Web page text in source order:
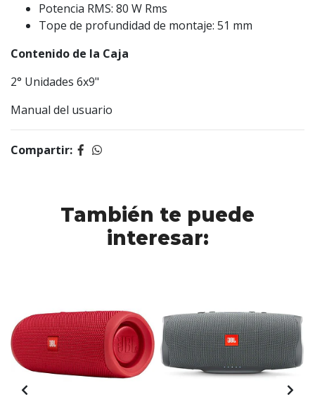
Potencia RMS: 80 W Rms
Tope de profundidad de montaje: 51 mm
Contenido de la Caja
2° Unidades 6x9"
Manual del usuario
Compartir:
También te puede
interesar: